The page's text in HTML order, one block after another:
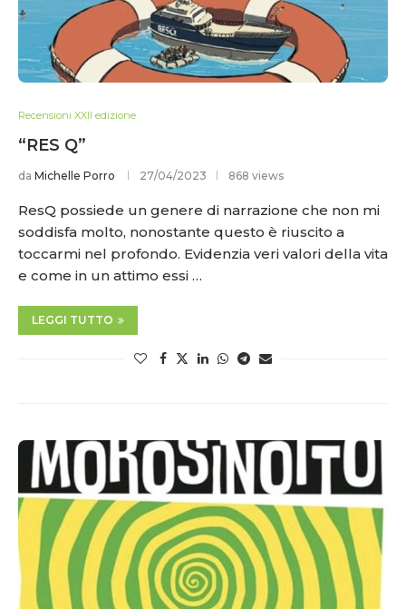
Recensioni XXII edizione
“RES Q”
da Michelle Porro 27/04/2023 868 views
ResQ possiede un genere di narrazione che non mi
soddisfa molto, nonostante questo è riuscito a
toccarmi nel profondo. Evidenzia veri valori della vita
e come in un attimo essi …
LEGGI TUTTO